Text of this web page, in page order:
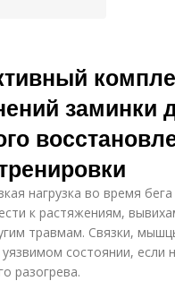
заминки
нагрузка во время
к растяжениям,
травмам. Связки,
состоянии, если
разогрева.